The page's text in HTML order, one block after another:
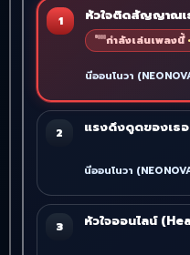
1 หัวใจติดสัญญาณเ
กำลังเล่นเพลงนี้
นีออนโนวา
2 แรงดึงดูดของเธ
นีออนโนวา
3 หัวใจออนไลน์